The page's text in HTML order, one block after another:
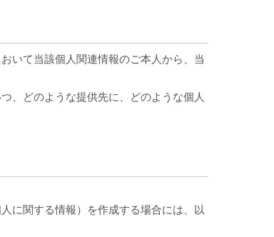
いて当該個人関連情報のご本人から、当
、どのような提供先に、どのような個人
に関する情報）を作成する場合には、以